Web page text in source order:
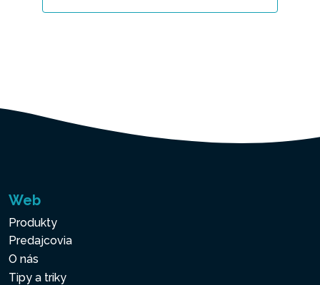
Web
Produkty
Predajcovia
O nás
Tipy a triky